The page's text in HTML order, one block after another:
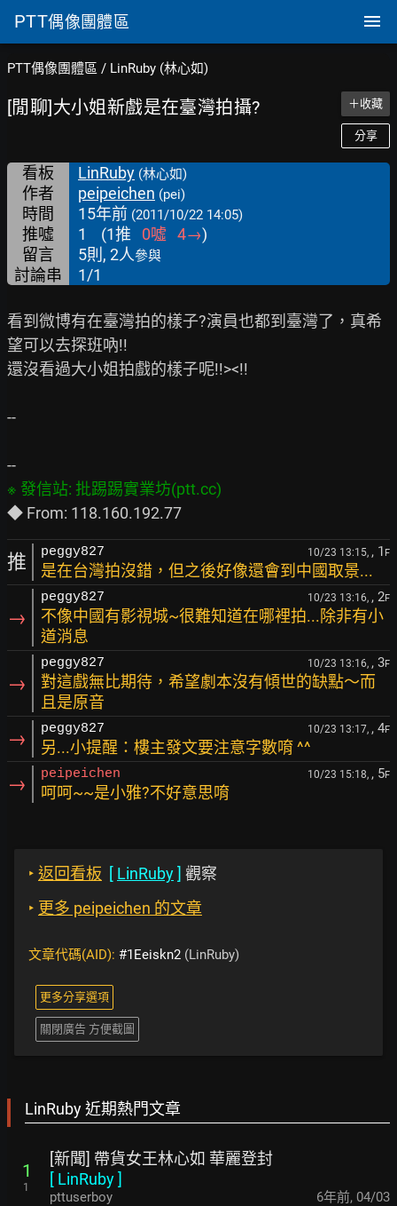
PTT偶像團體區
PTT偶像團體區 / LinRuby (林心如)
[閒聊]大小姐新戲是在臺灣拍攝? ＋收藏
分享
看板 LinRuby (林心如)
作者 peipeichen (pei)
時間 15年前 (2011/10/22 14:05)
推噓 1 (1推 0噓 4→)
留言
5則, 2人參與
討論串 1/1
看到微博有在臺灣拍的樣子?演員也都到臺灣了，真希
望可以去探班吶!!
還沒看過大小姐拍戲的樣子呢!!><!!
--
推 peggy827 10/23 13:15, , 1 F
是在台灣拍沒錯，但之後好像還會到中國取景...
→
peggy827 10/23 13:16, , 2F
不像中國有影視城~很難知道在哪裡拍...除非有小
道消息
→
peggy827 10/23 13:16, , 3F
對這戲無比期待，希望劇本沒有傾世的缺點～而
且是原音
→ peggy827 10/23 13:17, , 4F
另...小提醒：樓主發文要注意字數唷 ^^
→ peipeichen 10/23 15:18, , 5F
呵呵~~是小雅?不好意思唷
‣ 返回看板 [ LinRuby] 觀察
‣ 更多 peipeichen 的文章
文章代碼(AID): #1Eeiskn2 (LinRuby)
更多分享選項
關閉廣告 方便截圖
LinRuby 近期熱門文章
1
1
[新聞] 帶貨女王林心如 華麗登封
[ LinRuby]
pttuserboy 6年前, 04/03